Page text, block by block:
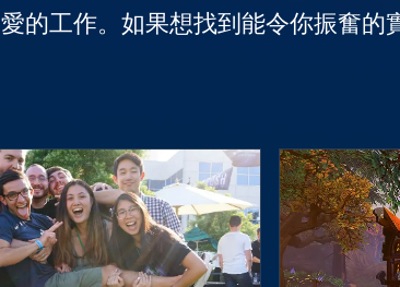
愛的工作。如果想找到能令你振奮的
學生競賽